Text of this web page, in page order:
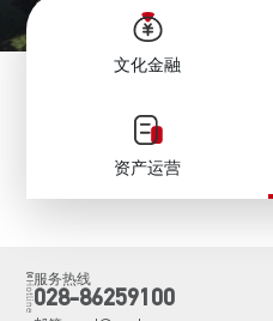
文化金融
资产运营
服务热线
028-86259100